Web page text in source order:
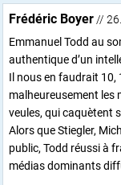
Frédéric Boyer //
Emmanuel Todd au
authentique d’un
Il nous en faudrait 10,
malheureusement les
veules, qui caquètent
Alors que Stiegler,
public, Todd réussi à
médias dominants